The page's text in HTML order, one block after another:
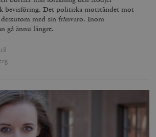
bevisföring. Det politiska motståndet mot
med sin frånvaro. Inom
gå ännu längre.